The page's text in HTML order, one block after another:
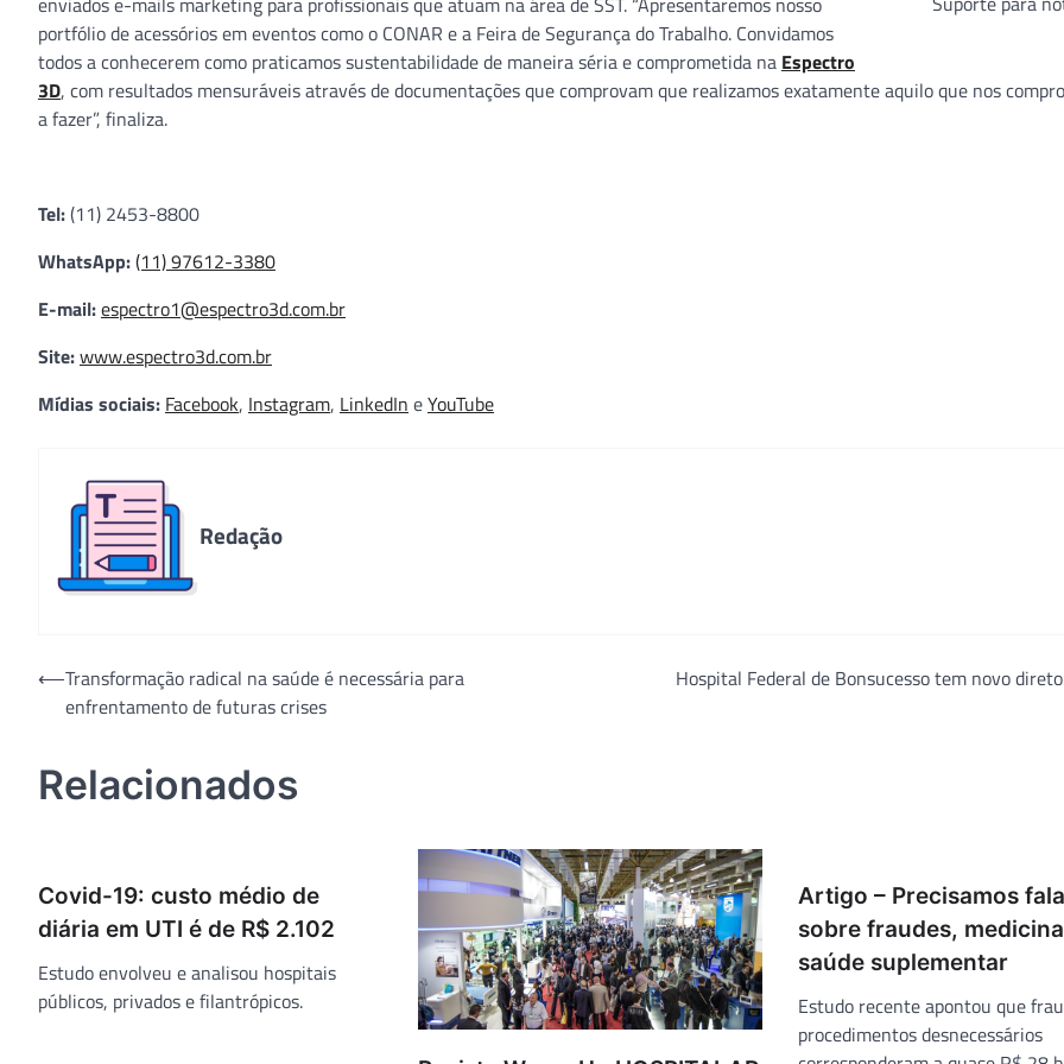
portfólio de acessórios em eventos como o CONAR e a Feira de Segurança do Trabalho. Convidamos
todos a conhecerem como praticamos sustentabilidade de maneira séria e comprometida na Espectro
3D, com resultados mensuráveis através de documentações que comprovam que realizamos exatamente aquilo que nos
a fazer”, finaliza.
Tel:(11) 2453-8800
WhatsApp:(11) 97612-3380
E-mail:espectro1@espectro3d.com.br
Site:www.espectro3d.com.br
Mídias sociais: Facebook, Instagram, LinkedIn eYouTube
Redação
Navegação
⟵Transformação radical na saúde é necessária para
enfrentamento de futuras crises
Hospital Federal de Bonsucesso tem novo
Relacionados
Covid-19: custo médio de
diária em UTI é de R$ 2.102
Estudo envolveu e analisou hospitais
públicos, privados e filantrópicos.
Artigo – Precisamos
sobre fraudes,
saúde suplementar
Estudo recente apontou que
procedimentos desnecessários